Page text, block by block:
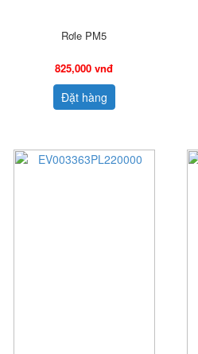
Rơle PM5
825,000 vnđ
Đặt hàng